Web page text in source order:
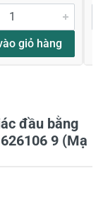
giỏ hàng
đầu bằng
9 (Mạ